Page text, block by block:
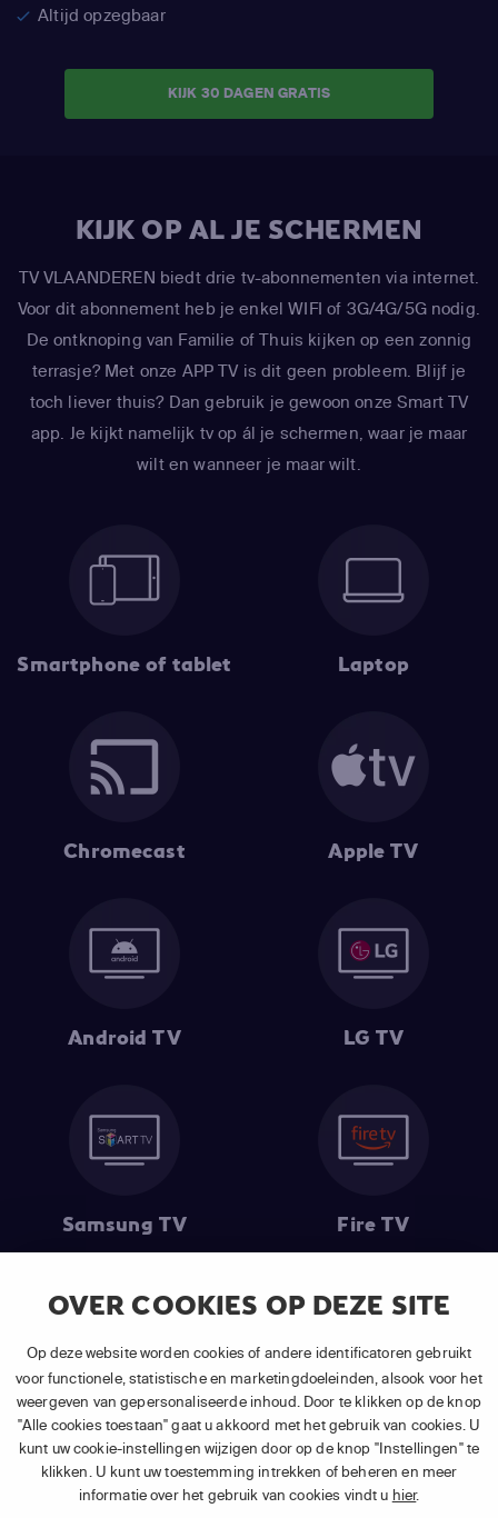
OVER COOKIES OP DEZE SITE
Op deze website worden cookies of andere identificatoren gebruikt
voor functionele, statistische en marketingdoeleinden, alsook voor het
weergeven van gepersonaliseerde inhoud. Door te klikken op de knop
"Alle cookies toestaan" gaat u akkoord met het gebruik van cookies. U
kunt uw cookie-instellingen wijzigen door op de knop "Instellingen" te
klikken. U kunt uw toestemming intrekken of beheren en meer
informatie over het gebruik van cookies vindt u hier.
Altijd opzegbaar
KIJK 30 DAGEN GRATIS
KIJK OP AL JE SCHERMEN
TV VLAANDEREN biedt drie tv-abonnementen via internet.
Voor dit abonnement heb je enkel WIFI of 3G/4G/5G nodig.
De ontknoping van Familie of Thuis kijken op een zonnig
terrasje? Met onze APP TV is dit geen probleem. Blijf je
toch liever thuis? Dan gebruik je gewoon onze Smart TV
app. Je kijkt namelijk tv op ál je schermen, waar je maar
wilt en wanneer je maar wilt.
Smartphone of tablet Laptop
Chromecast Apple TV
Android TV LG TV
Samsung TV Fire TV
(1) De eerste 30 dagen gratis: Geldig op alle nieuwe abonnementen
van APP TV Light, Basic of Plus.
(2) Prijs abonnement : Incl. BTW.
(3) Restart & Replayis beschikbaar voorvolgende zendersafhankelijk
van je gekozen pakket.